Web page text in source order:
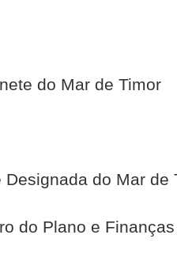
do Mar de Timor
do Mar de
do Plano e Finanças